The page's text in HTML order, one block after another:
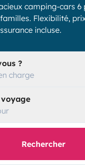
camping-cars 6
Flexibilité,
incluse.
?
charge
voyage
Rechercher